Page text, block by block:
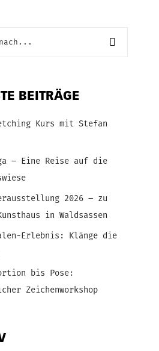
BEITRÄGE
Kurs mit Stefan
– Eine Reise auf die
2026 – zu
in Waldsassen
Erlebnis: Klänge die
bis Pose:
Zeichenworkshop